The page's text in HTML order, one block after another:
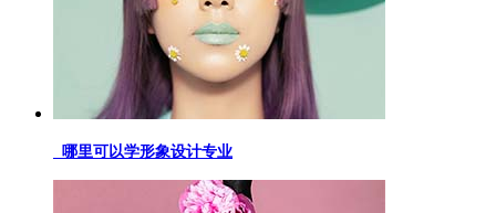
哪里可以学形象设计专业